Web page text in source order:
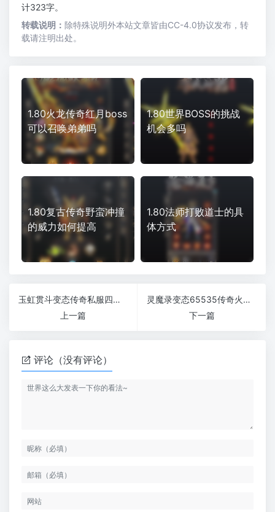
计323字。
转载说明： 除特殊说明外本站文章皆由CC-4.0协议发布，转
载请注明出处。
1.80火龙传奇红月boss
可以召唤弟弟吗
1.80世界BOSS的挑战
机会多吗
1.80复古传奇野蛮冲撞
的威力如何提高
1.80法师打败道士的具
体方式
玉虹贯斗变态传奇私服四职业全新打金模式版本
上一篇
灵魔录变态65535传奇火爆版本
下一篇
评论（没有评论）